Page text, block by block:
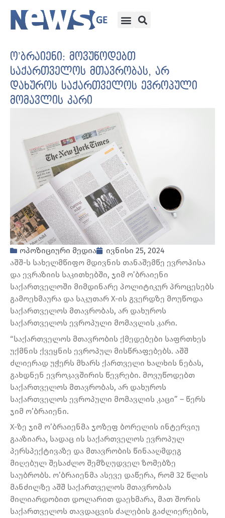
ო’ბრაიენი: მოვუწოდებთ
საქართველოს მთავრობას, არ
დახუროს საქართველოს ევროპული
მომავლის კარი
ოპოზიციური მედია
ივნისი 25, 2024
აშშ-ს სახელმწიფო მდივნის თანაშემწე ევროპისა
და ევრაზიის საკითხებში, ჯიმ ო’ბრაიენი
საქართველოში მიმდინარე პოლიტიკურ პროცესებს
გამოეხმაურა და საკუთარ X-ის გვერდზე მოუწოდა
საქართველოს მთავრობას, არ დახუროს
საქართველოს ევროპული მომავლის კარი.
“საქართველოს მთავრობის ქმედებები საფრთხეს
უქმნის ქვეყნის ევროპულ მისწრაფებებს. აშშ
ძლიერად უჭერს მხარს ქართველი ხალხის ნებას,
გახდნენ ევროკავშირის წევრები. მოვუწოდებთ
საქართველოს მთავრობას, არ დახუროს
საქართველოს ევროპული მომავლის კაცი” – წერს
ჯიმ ო’ბრაიენი.
X-ზე ჯიმ ო’ბრაიენმა ჯოზეფ ბორელის ინტერვიუ
გააზიარა, სადაც ის საქართველოს ევროპულ
პერსპექტივაზე და მთავრობის წინააღმდეგ
მიღებულ შესაძლო შემზღუდველ ზომებზე
საუბრობს. ო’ბრაიენმა ასევე დაწერა, რომ 32 წლის
მანძილზე აშშ საქართველოს მთავრობას
მილიარდობით დოლარით დაეხმარა, მათ შორის
საქართველოს თავდაცვის ძალების გაძლიერების,